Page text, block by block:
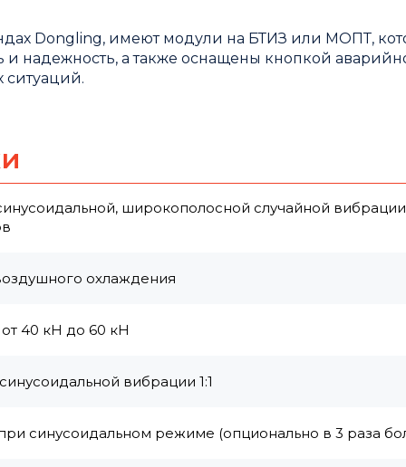
Dongling, имеют модули на БТИЗ или МОПТ,
и надежность, а также оснащены кнопкой
широкополосной случайной
охлаждения
40 кН до 60 кН
вибрации 1:1
синусоидальном режиме (опционально в 3 раза